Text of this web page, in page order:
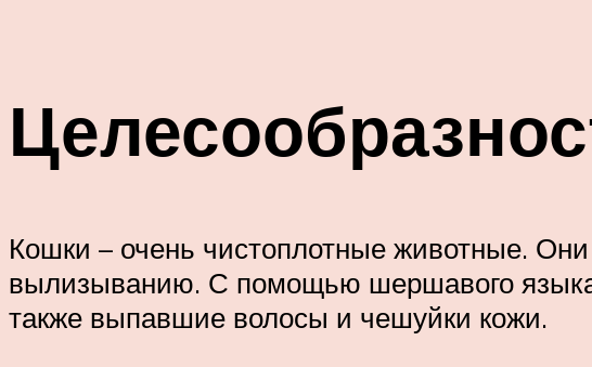
Кошки – очень чистоплотные животные.
вылизыванию. С помощью шершавого
также выпавшие волосы и чешуйки кожи.